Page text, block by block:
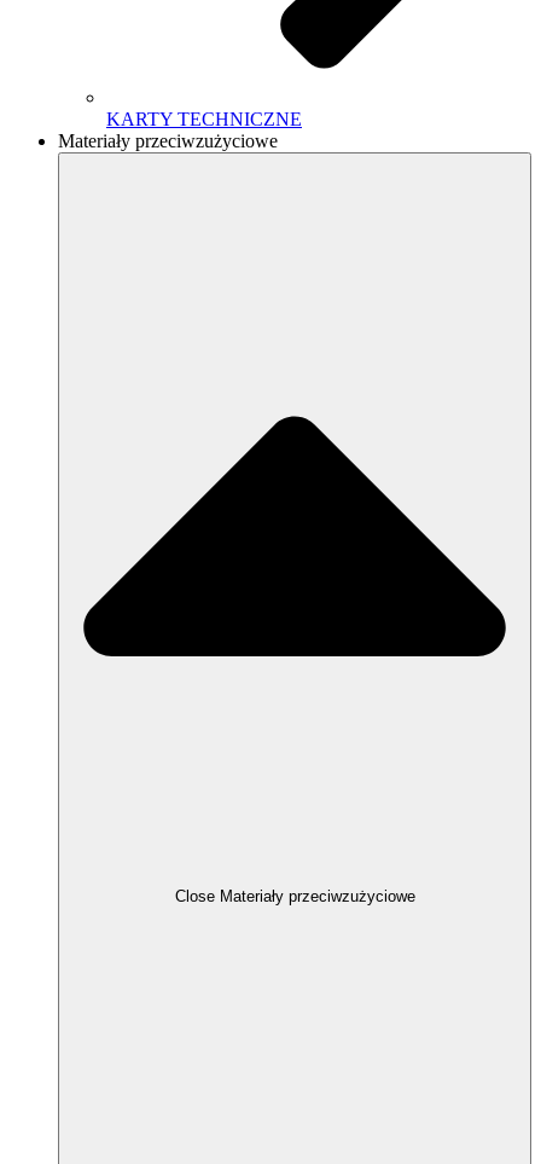
KARTY TECHNICZNE
Materiały przeciwzużyciowe
Close Materiały przeciwzużyciowe